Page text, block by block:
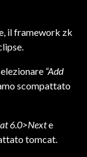
il framework zk
“Add
scompattato
6.0>Nexte
tomcat.